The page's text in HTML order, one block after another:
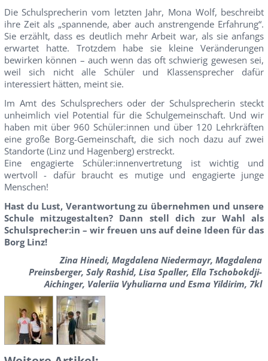
Die Schulsprecherin vom letzten Jahr, Mona Wolf, beschreibt
ihre Zeit als „spannende, aber auch anstrengende Erfahrung“.
Sie erzählt, dass es deutlich mehr Arbeit war, als sie anfangs
erwartet hatte. Trotzdem habe sie kleine Veränderungen
bewirken können – auch wenn das oft schwierig gewesen sei,
weil sich nicht alle Schüler und Klassensprecher dafür
interessiert hätten, meint sie.
Im Amt des Schulsprechers oder der Schulsprecherin steckt
unheimlich viel Potential für die Schulgemeinschaft. Und wir
haben mit über 960 Schüler:innen und über 120 Lehrkräften
eine große Borg-Gemeinschaft, die sich noch dazu auf zwei
Standorte (Linz und Hagenberg) erstreckt.
Eine engagierte Schüler:innenvertretung ist wichtig und
wertvoll - dafür braucht es mutige und engagierte junge
Menschen!
Hast du Lust, Verantwortung zu übernehmen und unsere
Schule mitzugestalten? Dann stell dich zur Wahl als
Schulsprecher:in – wir freuen uns auf deine Ideen für das
Borg Linz!
Zina Hinedi, Magdalena Niedermayr, Magdalena
Preinsberger, Saly Rashid, Lisa Spaller, Ella Tschobokdji-
Aichinger, Valeriia Vyhuliarna und Esma Yildirim, 7kl